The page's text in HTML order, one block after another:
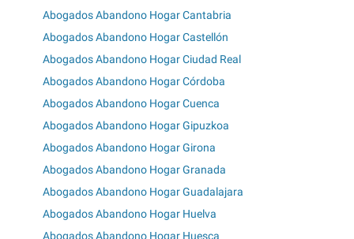
Abogados Abandono Hogar Cantabria
Abogados Abandono Hogar Castellón
Abogados Abandono Hogar Ciudad Real
Abogados Abandono Hogar Córdoba
Abogados Abandono Hogar Cuenca
Abogados Abandono Hogar Gipuzkoa
Abogados Abandono Hogar Girona
Abogados Abandono Hogar Granada
Abogados Abandono Hogar Guadalajara
Abogados Abandono Hogar Huelva
Abogados Abandono Hogar Huesca